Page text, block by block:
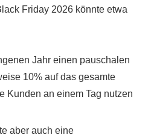
Friday 2026 könnte etwa
Jahr einen pauschalen
10% auf das gesamte
Kunden an einem Tag nutzen
aber auch eine